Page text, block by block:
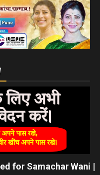
for Samachar Wani |